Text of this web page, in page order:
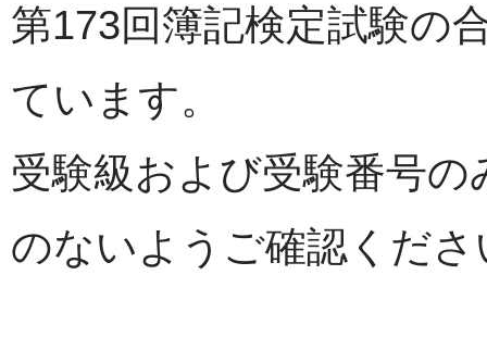
第173回簿記検定試験の
ています。
受験級および受験番号
のないようご確認くださ